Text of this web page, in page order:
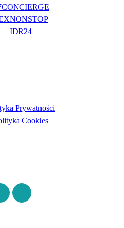
IDR24
Prywatności
Cookies